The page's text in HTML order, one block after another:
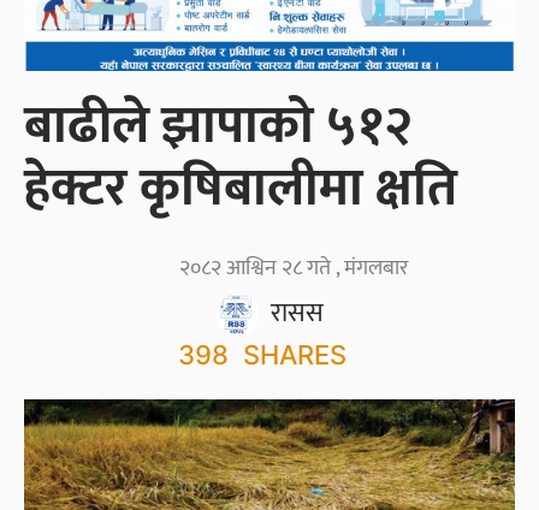
बाढीले झापाको ५१२
हेक्टर कृषिबालीमा क्षति
रासस
२०८२ आश्विन २८ गते , मंगलबार
398 SHARES